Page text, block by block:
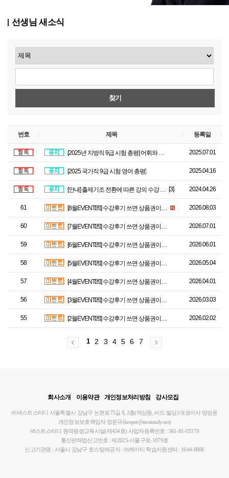
선생님 새소식
찾기
번호 제목 등록일
[2025년 지방직 9급 시험 총평] 어휘와 시간부족 둘을 잡아야 한다! 2025.07.01
[2025 국가직 9급 시험 영어 총평] 2025.04.16
[안내] 출제기조 전환에 따른 강의 수강 가이드 [3] 2024.04.26
61 [8월EVENT💌] 수강후기 쓰면 상품권이 팡팡! 2026.08.03
60 [7월EVENT💌] 수강후기 쓰면 상품권이 팡팡! 2026.07.01
59 [6월EVENT💌] 수강후기 쓰면 상품권이 팡팡! 2026.06.01
58 [5월EVENT💌] 수강후기 쓰면 상품권이 팡팡! 2026.05.04
57 [4월EVENT💌] 수강후기 쓰면 상품권이 팡팡! 2026.04.01
56 [3월EVENT💌] 수강후기 쓰면 상품권이 팡팡! 2026.03.03
55 [2월EVENT💌] 수강후기 쓰면 상품권이 팡팡! 2026.02.02
1 2 3 4 5 6 7
회사소개 이용약관 개인정보처리방침 강사모집
㈜넥스트스터디 서울특별시 강남구 논현로75길 8, 2층(역삼동, 비드 빌딩)대표이사 양승윤
개인정보보호책임자 정운규(keeper@nextstudy.net)
넥스트스터디 원격평생교육시설(제434호) 사업자등록번호 : 561-81-03379
통신판매업신고번호 : 제2025-서울구로-1079호
신고기관명 : 서울시 강남구 호스팅제공자 : ㈜케이티 학습지원센터 : 1644-8806